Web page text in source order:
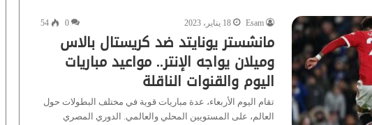
Esam 18 يناير، 2023 0
54
مانشستر يونايتد ضد كريستال بالاس
وميلان يواجه الإنتر.. مواعيد مباريات
اليوم والقنوات الناقلة
تقام اليوم الأربعاء، عدة مباريات قوية في مختلف البطولات حول
العالم، على المستويين المحلي والعالمي. الدوري المصري